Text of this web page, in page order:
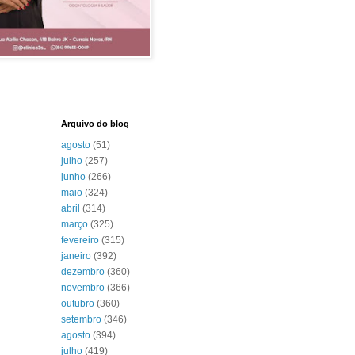
Arquivo do blog
agosto (51)
julho (257)
junho (266)
maio (324)
abril (314)
março (325)
fevereiro (315)
janeiro (392)
dezembro (360)
novembro (366)
outubro (360)
setembro (346)
agosto (394)
julho (419)